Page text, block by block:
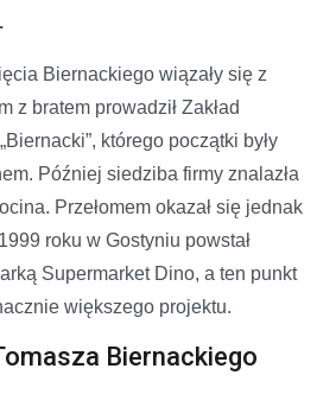
Biernackiego wiązały się z
z bratem prowadził Zakład
którego początki były
Później siedziba firmy znalazła
Przełomem okazał się jednak
roku w Gostyniu powstał
Supermarket Dino, a ten punkt
większego projektu.
Biernackiego